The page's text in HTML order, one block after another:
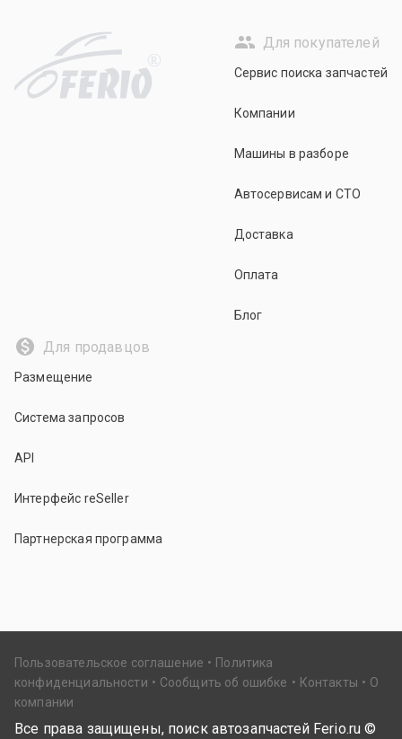
R
Для покупателей
Сервис поиска запчастей
Компании
Машины в разборе
Автосервисам и СТО
Доставка
Оплата
Блог
Для продавцов
Размещение
Система запросов
API
Интерфейс reSeller
Партнерская программа
Пользовательское соглашение
Политика
конфиденциальности
Сообщить об ошибке Контакты
О
компании
Все права защищены, поиск автозапчастей Ferio.ru ©